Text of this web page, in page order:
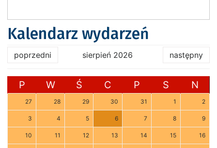
Kalendarz wydarzeń
poprzedni sierpień 2026 następny
P W Ś C P S N
27 28 29 30 31 1 2
3 4 5 6 7 8 9
10 11 12 13 14 15 16